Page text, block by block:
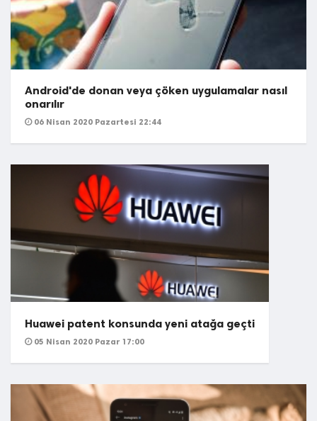
Android'de donan veya çöken uygulamalar nasıl
onarılır
06 Nisan 2020 Pazartesi 22:44
Huawei patent konsunda yeni atağa geçti
05 Nisan 2020 Pazar 17:00